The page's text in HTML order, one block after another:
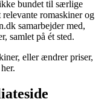
bundet til særlige
romaskiner og
samarbejder med,
samlet på ét sted.
eller ændrer priser,